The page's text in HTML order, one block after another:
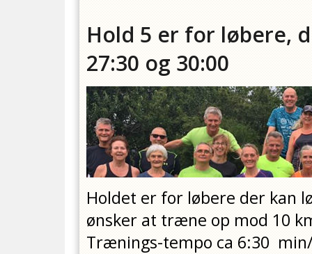
Hold 5 er for løbere,
27:30 og 30:00
Holdet er for løbere der kan
ønsker at træne op mod 10
Trænings-tempo ca 6:30